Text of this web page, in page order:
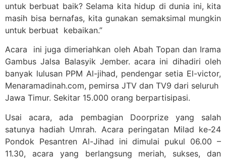
untuk berbuat baik? Selama kita hidup di dunia ini, kita
masih bisa bernafas, kita gunakan semaksimal mungkin
untuk berbuat kebaikan.”
Acara ini juga dimeriahkan oleh Abah Topan dan Irama
Gambus Jalsa Balasyik Jember. acara ini dihadiri oleh
banyak lulusan PPM Al-jihad, pendengar setia El-victor,
Menaramadinah.com, pemirsa JTV dan TV9 dari seluruh
Jawa Timur. Sekitar 15.000 orang berpartisipasi.
Usai acara, ada pembagian Doorprize yang salah
satunya hadiah Umrah. Acara peringatan Milad ke-24
Pondok Pesantren Al-Jihad ini dimulai pukul 06.00 –
11.30, acara yang berlangsung meriah, sukses, dan